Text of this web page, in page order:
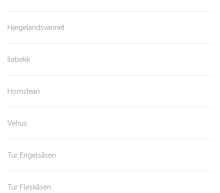
Hægelandsvannet
Ilebekk
Homstean
Vehus
Tur Engelsåsen
Tur Fleskåsen